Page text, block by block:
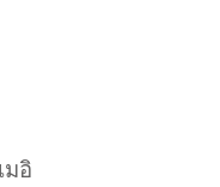
มอิ